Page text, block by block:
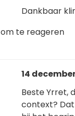
Dankbaar
om te reageren
14
Beste Yrret,
context?